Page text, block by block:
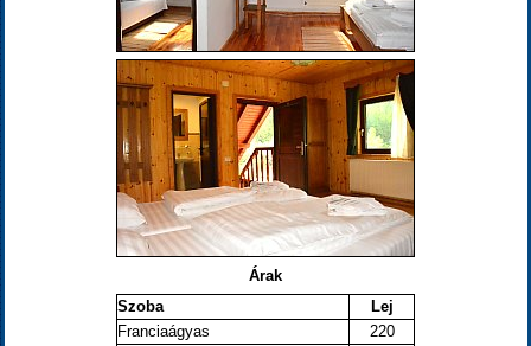
Árak
Szoba
Lej
Franciaágyas
220